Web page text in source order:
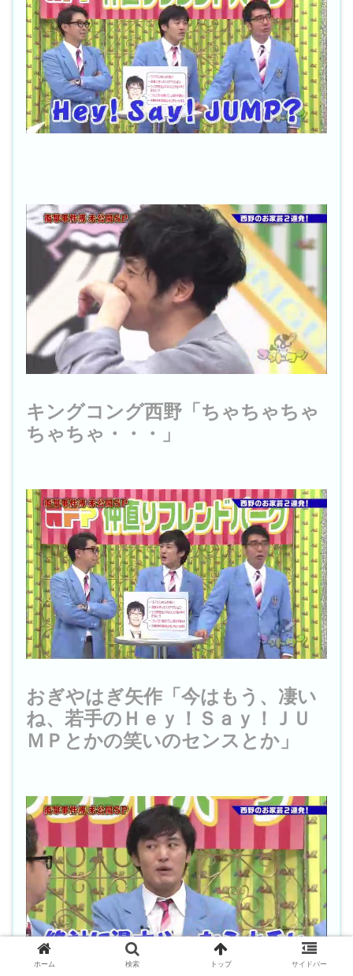
キングコング西野「ちゃちゃちゃ
ちゃちゃ・・・」
おぎやはぎ矢作「今はもう、凄い
ね、若手のＨｅｙ！Ｓａｙ！ＪＵ
ＭＰとかの笑いのセンスとか」
ホーム 検索 トップ サイドバー